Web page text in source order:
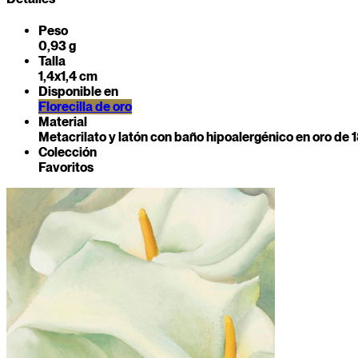
Peso
0,93 g
Talla
1,4x1,4 cm
Disponible en
Florecilla de oro
Material
Metacrilato y latón con baño hipoalergénico en oro de
Colección
Favoritos